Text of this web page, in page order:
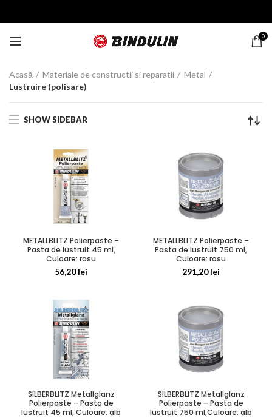
0
Acasă Materiale de constructii si reparatii
Metal
Lustruire (polisare)
SHOW SIDEBAR
METALLBLITZ Polierpaste –
Pasta de lustruit 45 ml,
Culoare: rosu
56,20lei
METALLBLITZ Polierpaste –
Pasta de lustruit 750 ml,
Culoare: rosu
291,20lei
SILBERBLITZ Metallglanz
Polierpaste – Pasta de
lustruit 45 ml, Culoare: alb
SILBERBLITZ Metallglanz
Polierpaste – Pasta de
lustruit 750 ml,Culoare: alb